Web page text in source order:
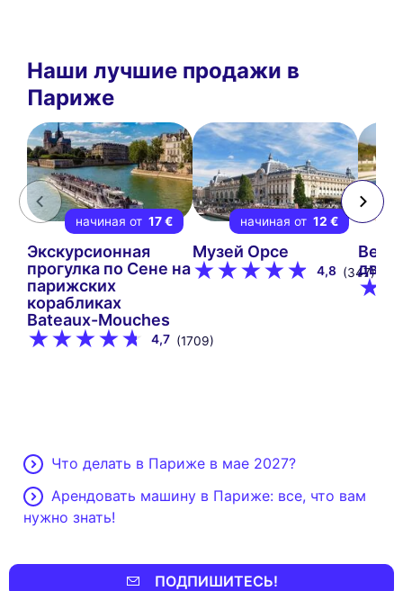
Наши лучшие продажи в
Париже
начиная от 17 €
Экскурсионная
прогулка по Сене на
парижских
корабликах
Bateaux-Mouches
4,7 (1709)
начиная от 12 €
Музей Орсе
4,8 (347)
Что делать в Париже в мае 2027?
Арендовать машину в Париже: все, что вам
нужно знать!
ПОДПИШИТЕСЬ!